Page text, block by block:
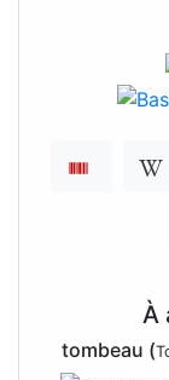
À
tombeau (